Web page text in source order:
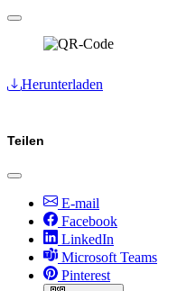
Herunterladen
Teilen
E-mail
Facebook
LinkedIn
Microsoft Teams
Pinterest